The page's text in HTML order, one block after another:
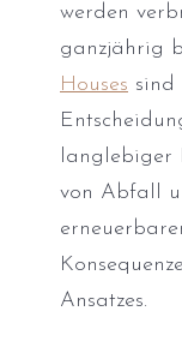
werden
ganzjährig
Houses sind
langlebiger
von Abfall
Ansatzes.